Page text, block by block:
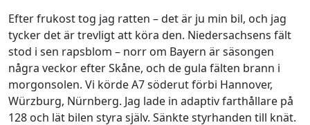
Efter frukost tog jag ratten – det är ju min bil, och jag
tycker det är trevligt att köra den. Niedersachsens fält
stod i sen rapsblom – norr om Bayern är säsongen
några veckor efter Skåne, och de gula fälten brann i
morgonsolen. Vi körde A7 söderut förbi Hannover,
Würzburg, Nürnberg. Jag lade in adaptiv farthållare på
128 och lät bilen styra själv. Sänkte styrhanden till knät.